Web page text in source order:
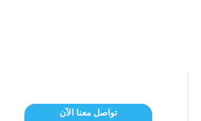
تواصل معنا الآن